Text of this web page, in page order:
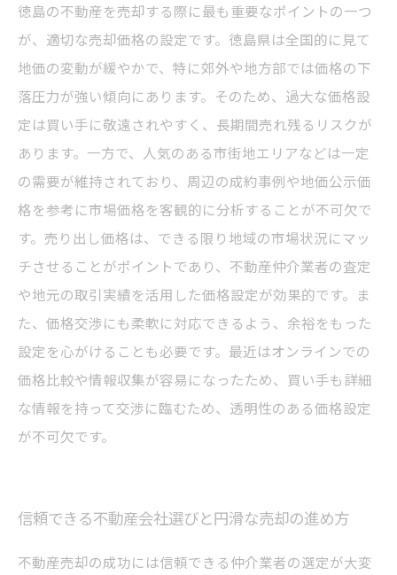
徳島の不動産を売却する際に最も重要なポイントの一つ
が、適切な売却価格の設定です。徳島県は全国的に見て
地価の変動が緩やかで、特に郊外や地方部では価格の下
落圧力が強い傾向にあります。そのため、過大な価格設
定は買い手に敬遠されやすく、長期間売れ残るリスクが
あります。一方で、人気のある市街地エリアなどは一定
の需要が維持されており、周辺の成約事例や地価公示価
格を参考に市場価格を客観的に分析することが不可欠で
す。売り出し価格は、できる限り地域の市場状況にマッ
チさせることがポイントであり、不動産仲介業者の査定
や地元の取引実績を活用した価格設定が効果的です。ま
た、価格交渉にも柔軟に対応できるよう、余裕をもった
設定を心がけることも必要です。最近はオンラインでの
価格比較や情報収集が容易になったため、買い手も詳細
な情報を持って交渉に臨むため、透明性のある価格設定
が不可欠です。
信頼できる不動産会社選びと円滑な売却の進め方
不動産売却の成功には信頼できる仲介業者の選定が大変